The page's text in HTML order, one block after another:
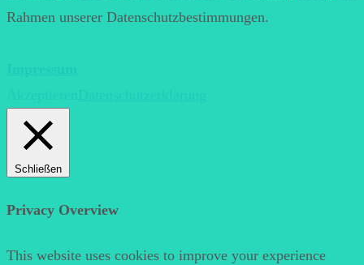
Rahmen unserer Datenschutzbestimmungen.
Schließen
Privacy Overview
This website uses cookies to improve your experience